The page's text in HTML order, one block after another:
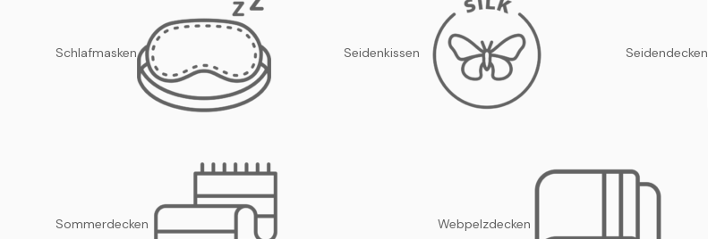
Schlafmasken Seidenkissen Seidendecken
Sommerdecken Webpelzdecken